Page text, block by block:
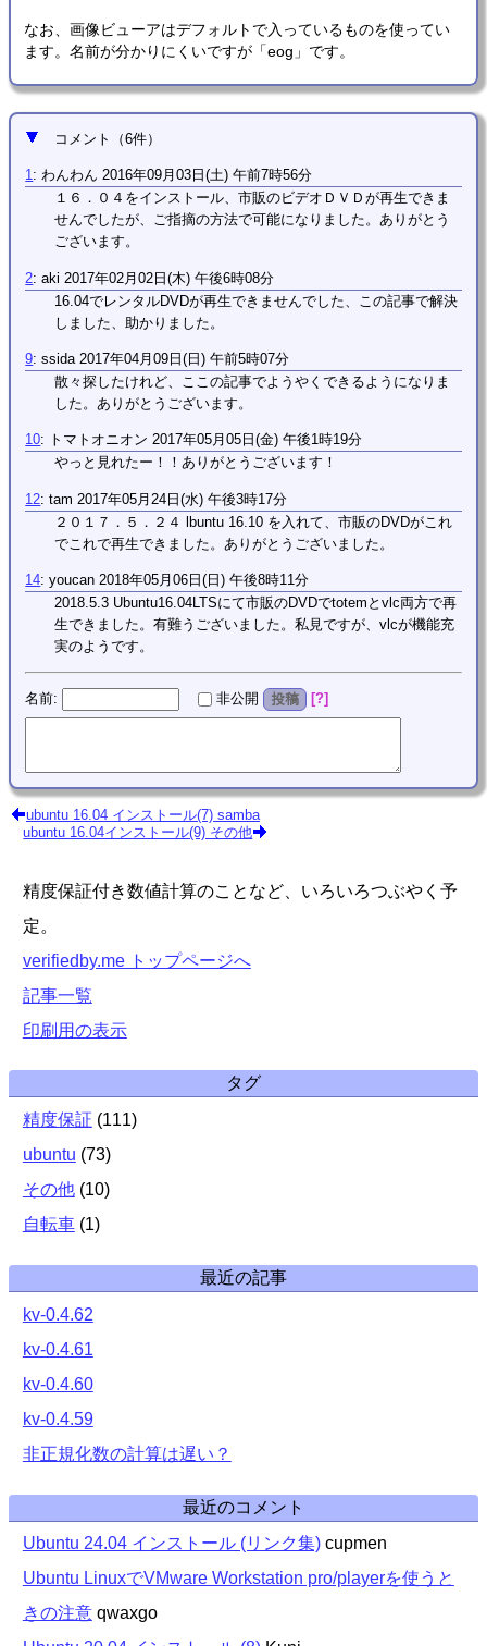
なお、画像ビューアはデフォルトで入っているものを使ってい
ます。名前が分かりにくいですが「eog」です。
コメント （6件）
1: わんわん 2016年09月03日(土) 午前7時56分
１６．０４をインストール、市販のビデオＤＶＤが再生できま
せんでしたが、ご指摘の方法で可能になりました。ありがとう
ございます。
2: aki 2017年02月02日(木) 午後6時08分
16.04でレンタルDVDが再生できませんでした、この記事で解決
しました、助かりました。
9: ssida 2017年04月09日(日) 午前5時07分
散々探したけれど、ここの記事でようやくできるようになりま
した。ありがとうございます。
10: トマトオニオン 2017年05月05日(金) 午後1時19分
やっと見れたー！！ありがとうございます！
12: tam 2017年05月24日(水) 午後3時17分
２０１７．５．２４ lbuntu 16.10 を入れて、市販のDVDがこれ
でこれで再生できました。ありがとうございました。
14: youcan 2018年05月06日(日) 午後8時11分
2018.5.3 Ubuntu16.04LTSにて市販のDVDでtotemとvlc両方で再
生できました。有難うございました。私見ですが、vlcが機能充
実のようです。
名前: 非公開 投稿 ?
ubuntu 16.04 インストール(7) samba
ubuntu 16.04インストール(9) その他
精度保証付き数値計算のことなど、いろいろつぶやく予
定。
verifiedby.me トップページへ
記事一覧
印刷用の表示
タグ
精度保証 (111)
ubuntu (73)
その他 (10)
自転車 (1)
最近の記事
kv-0.4.62
kv-0.4.61
kv-0.4.60
kv-0.4.59
非正規化数の計算は遅い？
最近のコメント
Ubuntu 24.04 インストール (リンク集) cupmen
Ubuntu LinuxでVMware Workstation pro/playerを使うと
きの注意 qwaxgo